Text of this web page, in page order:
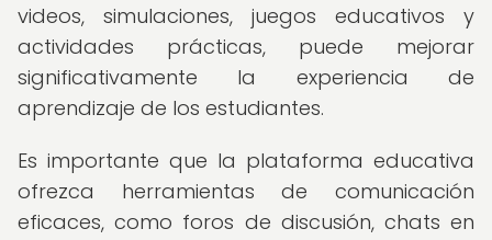
videos, simulaciones, juegos educativos y
actividades prácticas, puede mejorar
significativamente la experiencia de
aprendizaje de los estudiantes.
Es importante que la plataforma educativa
ofrezca herramientas de comunicación
eficaces, como foros de discusión, chats en